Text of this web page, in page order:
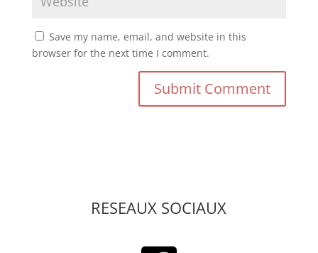
Save my name, email, and website in this
browser for the next time I comment.
RESEAUX SOCIAUX